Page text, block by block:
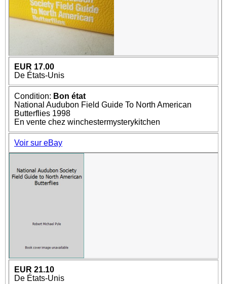
EUR 17.00
De États-Unis
Condition: Bon état
National Audubon Field Guide To North American
Butterflies 1998
En vente chez winchestermysterykitchen
Voir sur eBay
EUR 21.10
De États-Unis